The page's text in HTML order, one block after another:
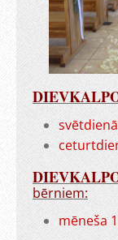
bērniem:
mēneša